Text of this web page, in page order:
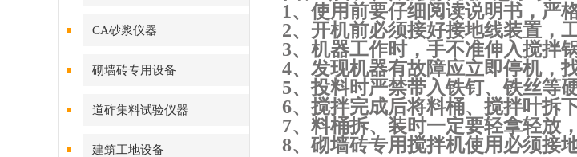
CA砂浆仪器
砌墙砖专用设备
道砟集料试验仪器
建筑工地设备
1、 使用前要仔细阅读说明书，严
2、 开机前必须接好接地线装置，
3、 机器工作时，手不准伸入搅拌
4、 发现机器有故障应立即停机，
5、投料时严禁带入铁钉、铁丝等
6、 搅拌完成后将料桶、搅拌叶拆
7、 料桶拆、装时一定要轻拿轻放
8、 砌墙砖专用搅拌机使用必须接